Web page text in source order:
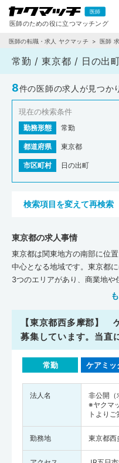
医師の転職・求人 ヤクマッチ 医師
常勤 / 東京都 / 日の出
8件の医師の求人が見つか
現在の検索条件
勤務形態 常勤
都道府県 東京都
市区町村 日の出町
検索項目を変えて再検索
東京都の求人事情
東京都は関東地方の南部に位
中心となる地域です。東京都
3つのエリアがあり、商業地や
な様相を楽しめる都市となっ
理などのグルメもそろってお
のも特徴です。また東京都に
じめ医学部が13箇所もあり、
会の『地域医療情報システム
で、東京都には一般診療所が
軒、在宅療養支援診療所が
施設が17,220軒あります。全
てみると、東京都は病院・在
都が全国平均を上まわってい
診療所・病院の数がいずれも
【東京都西多摩郡】
募集しています。当直
常勤 ケアミッ
法人名
非公開（
※ヤクマ
トよりご
勤務地 東京都西